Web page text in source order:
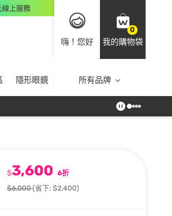
線上服務
嗨！您好
0
我的購物袋
隱形眼鏡 所有品牌
$3,600 6折
$6,000(省下: $2,400)